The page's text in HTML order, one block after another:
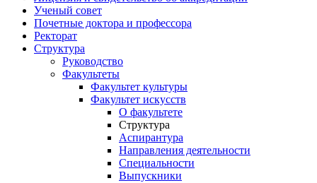
Ученый совет
Почетные доктора и профессора
Ректорат
Структура
Руководство
Факультеты
Факультет культуры
Факультет искусств
О факультете
Структура
Аспирантура
Направления деятельности
Специальности
Выпускники